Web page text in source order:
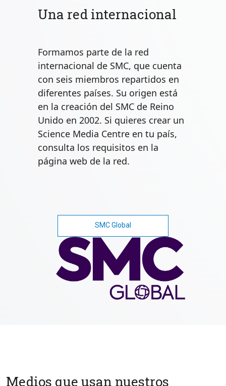
Una red internacional
Formamos parte de la red
internacional de SMC, que cuenta
con seis miembros repartidos en
diferentes países. Su origen está
en la creación del SMC de Reino
Unido en 2002. Si quieres crear un
Science Media Centre en tu país,
consulta los requisitos en la
página web de la red.
SMC Global
Medios que usan nuestros